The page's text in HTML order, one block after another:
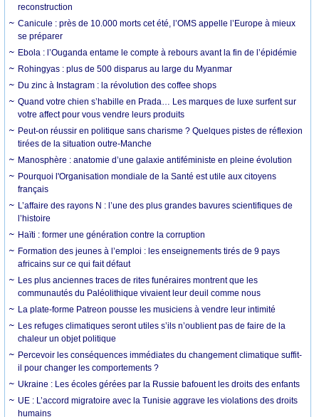
reconstruction
Canicule : près de 10.000 morts cet été, l’OMS appelle l’Europe à mieux
se préparer
Ebola : l’Ouganda entame le compte à rebours avant la fin de l’épidémie
Rohingyas : plus de 500 disparus au large du Myanmar
Du zinc à Instagram : la révolution des coffee shops
Quand votre chien s’habille en Prada… Les marques de luxe surfent sur
votre affect pour vous vendre leurs produits
Peut-on réussir en politique sans charisme ? Quelques pistes de réflexion
tirées de la situation outre-Manche
Manosphère : anatomie d’une galaxie antiféministe en pleine évolution
Pourquoi l'Organisation mondiale de la Santé est utile aux citoyens
français
L’affaire des rayons N : l’une des plus grandes bavures scientifiques de
l’histoire
Haïti : former une génération contre la corruption
Formation des jeunes à l’emploi : les enseignements tirés de 9 pays
africains sur ce qui fait défaut
Les plus anciennes traces de rites funéraires montrent que les
communautés du Paléolithique vivaient leur deuil comme nous
La plate-forme Patreon pousse les musiciens à vendre leur intimité
Les refuges climatiques seront utiles s’ils n’oublient pas de faire de la
chaleur un objet politique
Percevoir les conséquences immédiates du changement climatique suffit-
il pour changer les comportements ?
Ukraine : Les écoles gérées par la Russie bafouent les droits des enfants
UE : L’accord migratoire avec la Tunisie aggrave les violations des droits
humains